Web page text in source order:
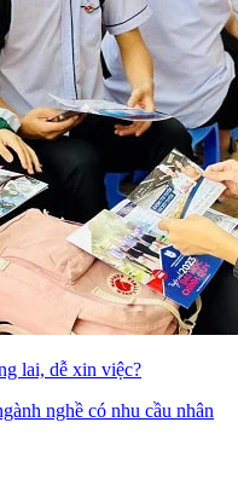
lai, dễ xin việc?
nghề có nhu cầu nhân